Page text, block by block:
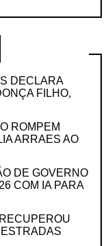
DECLARA
FILHO,
ROMPEM
ARRAES AO
DE GOVERNO
COM IA PARA